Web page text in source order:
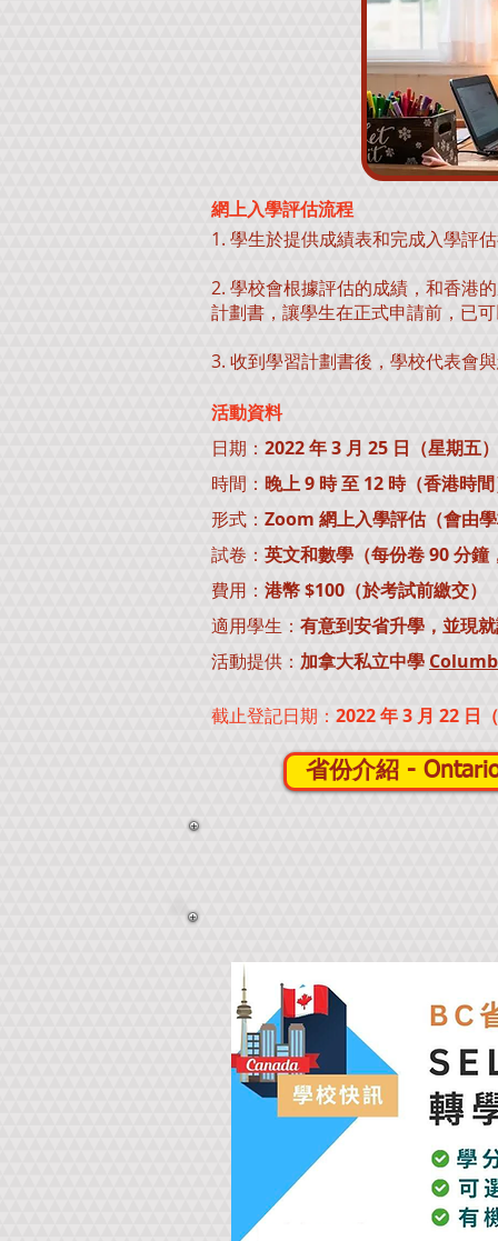
網上入學評估流程
1. 學生於提供成績表和完成入學評
2. 學校會根據評估的成績，和香港
計劃書，讓學生在正式申請前，已
3. 收到學習計劃書後，學校代表會
活動資料
日期： 2022 年 3 月 25 日（星期五）
時間： 晚上 9 時 至 12 時（香港時
形式： Zoom 網上入學評估（會由
試卷： 英文和數學（每份卷 90 分鐘
費用： 港幣 $100（於考試前繳交）
適用學生： 有意到安省升學，並現
活動提供： 加拿大私立中學
截止登記日期： 2022 年 3 月 22 日
省份介紹 -